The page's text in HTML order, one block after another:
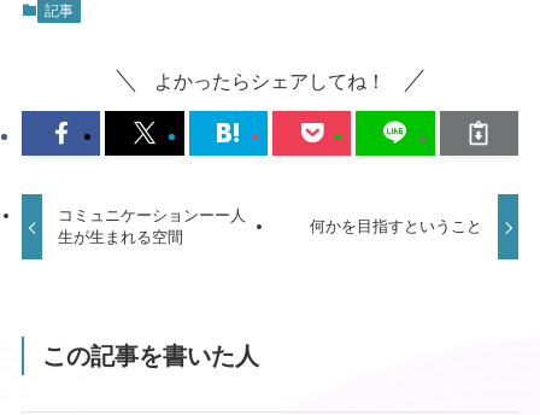
記事
よかったらシェアしてね！
コミュニケーションーー人
生が生まれる空間
何かを目指すということ
この記事を書いた人